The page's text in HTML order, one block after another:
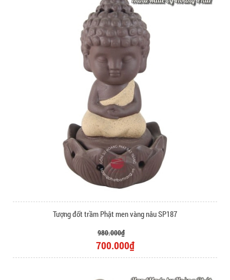
Tượng đốt trầm Phật men vàng nâu SP187
980.000₫
700.000₫